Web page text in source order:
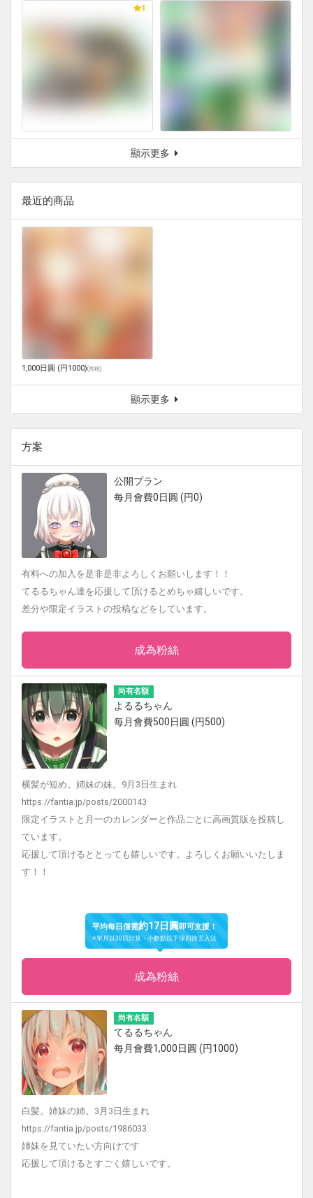
1
顯示更多
最近的商品
1,000日圓 (円1000)(含稅)
顯示更多
方案
公開プラン
每月會費0日圓 (円0)
有料への加入を是非是非よろしくお願いします！！
てるるちゃん達を応援して頂けるとめちゃ嬉しいです。
差分や限定イラストの投稿などをしています。
成為粉絲
尚有名額
よるるちゃん
每月會費500日圓 (円500)
横髪が短め。姉妹の妹。9月3日生まれ
https://fantia.jp/posts/2000143
限定イラストと月一のカレンダーと作品ごとに高画質版を投稿し
ています。
応援して頂けるととっても嬉しいです。よろしくお願いいたしま
す！！
平均每日僅需約17日圓即可支援！
※單月以30日計算・小數點以下採四捨五入法
成為粉絲
尚有名額
てるるちゃん
每月會費1,000日圓 (円1000)
白髪。姉妹の姉。3月3日生まれ
https://fantia.jp/posts/1986033
姉妹を見ていたい方向けです
応援して頂けるとすごく嬉しいです。